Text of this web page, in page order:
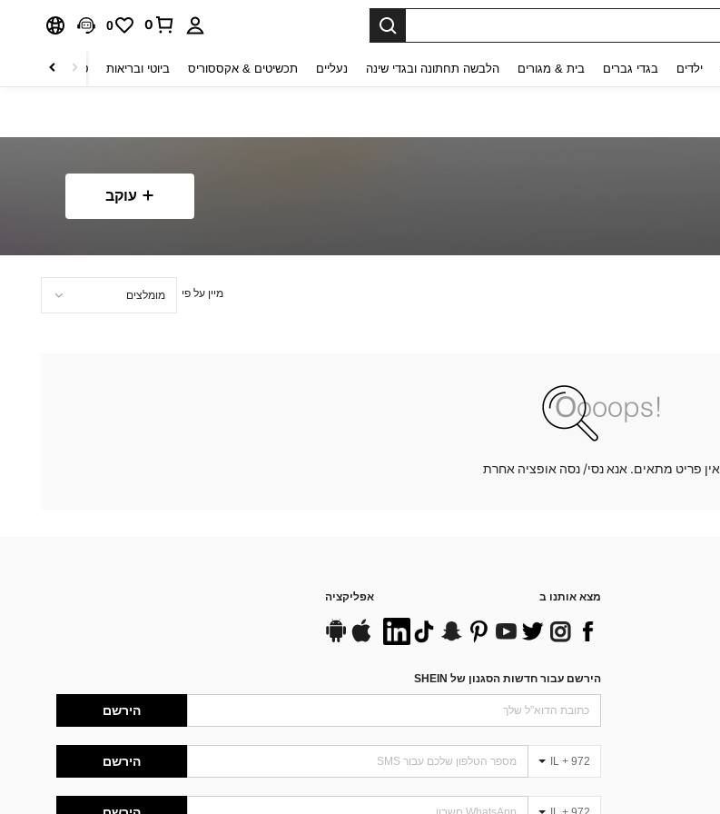
0
0
ילדים בגדי גברים בית & מגורים הלבשה תחתונה ובגדי שינה נעליים תכשיטים & אקססוריס ביוטי ובריאות טקסטיל לבית
עוקב
מיין על פי
אין פריט מתאים. אנא נסי/ נסה אופציה אחרת
מצא אותנו ב אפליקציה
הירשם עבור חדשות הסגנון של SHEIN
הירשם
IL + 972 הירשם